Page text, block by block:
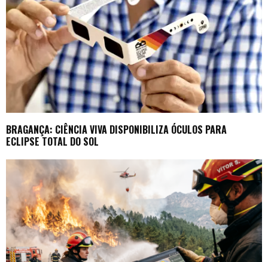
BRAGANÇA: CIÊNCIA VIVA DISPONIBILIZA ÓCULOS PARA
ECLIPSE TOTAL DO SOL